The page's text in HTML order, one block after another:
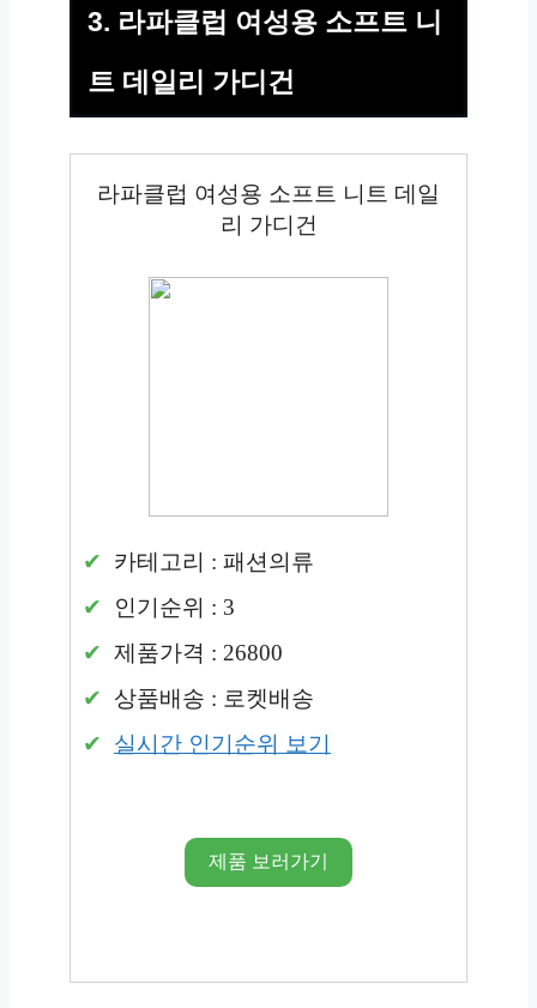
3. 라파클럽 여성용 소프트 니
트 데일리 가디건
라파클럽 여성용 소프트 니트 데일
리 가디건
카테고리 : 패션의류
인기순위 : 3
제품가격 : 26800
상품배송 : 로켓배송
실시간 인기순위 보기
제품 보러가기